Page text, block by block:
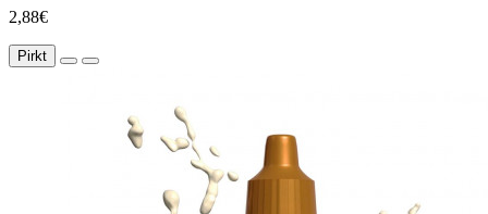
2,88€
Pirkt